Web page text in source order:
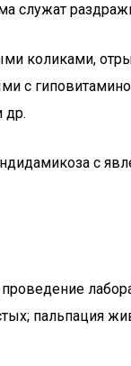
служат
коликами,
с
др.
с
пальпация